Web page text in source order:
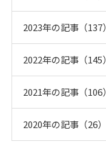
2023年の記事（137）
2022年の記事（145）
2021年の記事（106）
2020年の記事（26）